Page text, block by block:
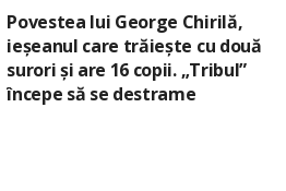
Povestea lui George Chirilă,
ieșeanul care trăiește cu două
surori și are 16 copii. „Tribul”
începe să se destrame